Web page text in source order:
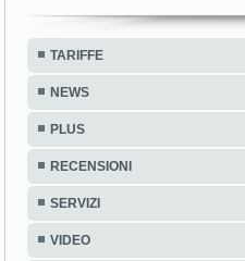
TARIFFE
NEWS
PLUS
RECENSIONI
SERVIZI
VIDEO